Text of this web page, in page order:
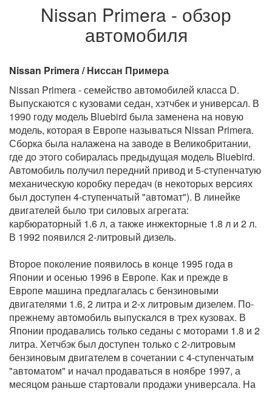
Nissan Primera - обзор
автомобиля
Nissan Primera / Ниссан Примера
Nissan Primera - семейство автомобилей класса D.
Выпускаются с кузовами седан, хэтчбек и универсал. В
1990 году модель Bluebird была заменена на новую
модель, которая в Европе называться Nissan Primera.
Сборка была налажена на заводе в Великобритании,
где до этого собиралась предыдущая модель Bluebird.
Автомобиль получил передний привод и 5-ступенчатую
механическую коробку передач (в некоторых версиях
был доступен 4-ступенчатый "автомат"). В линейке
двигателей было три силовых агрегата:
карбюраторный 1.6 л, а также инжекторные 1.8 л и 2 л.
В 1992 появился 2-литровый дизель.
Второе поколение появилось в конце 1995 года в
Японии и осенью 1996 в Европе. Как и прежде в
Европе машина предлагалась с бензиновыми
двигателями 1.6, 2 литра и 2-х литровым дизелем. По-
прежнему автомобиль выпускался в трех кузовах. В
Японии продавались только седаны с моторами 1.8 и 2
литра. Хетчбэк был доступен только с 2-литровым
бензиновым двигателем в сочетании с 4-ступенчатым
"автоматом" и начал продаваться в ноябре 1997, а
месяцом раньше стартовали продажи универсала. На